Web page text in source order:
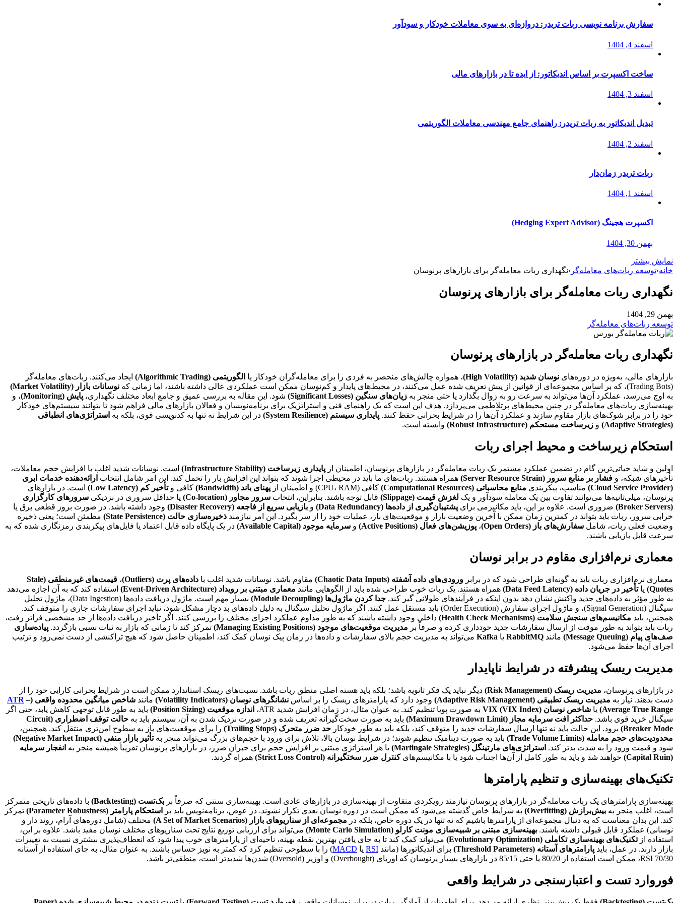
سفارش برنامه نویسی ربات تریدر: دروازه‌ای به سوی معاملات خودکار و سودآور
اسفند 4, 1404
ساخت اکسپرت بر اساس اندیکاتور: از ایده تا در بازارهای مالی
اسفند 3, 1404
تبدیل اندیکاتور به ربات تریدر: راهنمای جامع مهندسی معاملات الگوریتمی
اسفند 2, 1404
ربات تریدر زمان‌دار
اسفند 1, 1404
اکسپرت هجینگ (Hedging Expert Advisor)
بهمن 30, 1404
نمایش بیشتر
خانه›توسعه ربات‌های معامله‌گر ›نگهداری ربات معامله‌گر برای بازارهای پرنوسان
نگهداری ربات معامله‌گر برای بازارهای پرنوسان
بهمن 29, 1404
توسعه ربات‌های معامله‌گر
نگهداری ربات معامله‌گر در بازارهای پرنوسان
بازارهای مالی، به‌ویژه در دوره‌های نوسان شدید (High Volatility) ، همواره چالش‌های منحصر به فردی را برای معامله‌گران خودکار یا الگوریتمی (Algorithmic Trading)
ایجاد می‌کنند. ربات‌های معامله‌گر
(Trading Bots)، که بر اساس مجموعه‌ای از قوانین از پیش تعریف شده عمل می‌کنند، در محیط‌های پایدار و کم‌نوسان ممکن است عملکردی عالی داشته باشند، اما زمانی که
نوسانات بازار (Market Volatility)
به اوج می‌رسد، عملکرد آن‌ها می‌تواند به سرعت رو به زوال بگذارد یا حتی منجر به زیان‌های سنگین (Significant Losses) شود. این مقاله به بررسی عمیق و جامع ابعاد مختلف نگهداری، پایش (Monitoring)
، و
بهینه‌سازی ربات‌های معامله‌گر در چنین محیط‌های پرتلاطمی می‌پردازد. هدف این است که یک راهنمای فنی و استراتژیک برای برنامه‌نویسان و فعالان بازارهای مالی فراهم شود تا بتوانند سیستم‌های خودکار
خود را در برابر شوک‌های بازار مقاوم سازند و عملکرد آن‌ها را در شرایط بحرانی حفظ کنند. پایداری سیستم (System Resilience) در این شرایط نه تنها به کدنویسی قوی، بلکه به استراتژی‌های انطباقی
(Adaptive Strategies)
و زیرساخت مستحکم (Robust Infrastructure) وابسته است.
استحکام زیرساخت و محیط اجرای ربات
اولین و شاید حیاتی‌ترین گام در تضمین عملکرد مستمر یک ربات معامله‌گر در بازارهای پرنوسان، اطمینان از پایداری زیرساخت (Infrastructure Stability)
است. نوسانات شدید اغلب با افزایش حجم معاملات،
تأخیرهای شبکه، و فشار بر منابع سرور (Server Resource Strain) همراه هستند. ربات‌های ما باید در محیطی اجرا شوند که بتواند این افزایش بار را تحمل کند. این امر شامل انتخاب ارائه‌دهنده خدمات ابری
(Cloud Service Provider)
مناسب، پیکربندی منابع محاسباتی (Computational Resources) کافی (CPU، RAM) و اطمینان از پهنای باند (Bandwidth) کافی وتأخیر کم (Low Latency)
است. در بازارهای
پرنوسان، میلی‌ثانیه‌ها می‌توانند تفاوت بین یک معامله سودآور و یک لغزش قیمت (Slippage) قابل توجه باشند. بنابراین، انتخاب سرور مجاور (Co-location) یا حداقل سروری در نزدیکی سرورهای کارگزاری
(Broker Servers)
ضروری است. علاوه بر این، باید مکانیزمی برای پشتیبان‌گیری از داده‌ها (Data Redundancy) و بازیابی سریع از فاجعه (Disaster Recovery)
وجود داشته باشد. در صورت بروز قطعی برق یا
خرابی سرور، ربات باید بتواند در کمترین زمان ممکن با آخرین وضعیت بازار و موقعیت‌های باز، عملیات خود را از سر بگیرد. این امر نیازمند ذخیره‌سازی حالت (State Persistence)
مطمئن است؛ یعنی ذخیره
وضعیت فعلی ربات، شامل سفارش‌های باز (Open Orders) ، پوزیشن‌های فعال (Active Positions) و سرمایه موجود (Available Capital)
در یک پایگاه داده قابل اعتماد یا فایل‌های پیکربندی رمزنگاری شده که به
سرعت قابل بازیابی باشند.
معماری نرم‌افزاری مقاوم در برابر نوسان
معماری نرم‌افزاری ربات باید به گونه‌ای طراحی شود که در برابر ورودی‌های داده آشفته (Chaotic Data Inputs) مقاوم باشد. نوسانات شدید اغلب با داده‌های پرت (Outliers) ،
قیمت‌های غیرمنطقی (Stale
Quotes) یاتأخیر در جریان داده (Data Feed Latency) همراه هستند. یک ربات خوب طراحی شده باید از الگوهایی مانند معماری مبتنی بر رویداد (Event-Driven Architecture)
استفاده کند که به آن اجازه می‌دهد
به طور مؤثر به داده‌های جدید واکنش نشان دهد بدون اینکه در فرآیندهای طولانی گیر کند. جدا کردن ماژول‌ها (Module Decoupling)
بسیار مهم است. ماژول دریافت داده‌ها (Data Ingestion)، ماژول تحلیل
سیگنال (Signal Generation)، و ماژول اجرای سفارش (Order Execution) باید مستقل عمل کنند. اگر ماژول تحلیل سیگنال به دلیل داده‌های بد دچار مشکل شود، نباید اجرای سفارشات جاری را متوقف کند.
همچنین، باید مکانیسم‌های سنجش سلامت (Health Check Mechanisms)
داخلی وجود داشته باشند که به طور مداوم عملکرد اجزای مختلف را بررسی کنند. اگر تأخیر دریافت داده‌ها از حد مشخصی فراتر رفت،
ربات باید بتواند به طور موقت از ارسال سفارشات جدید خودداری کرده و صرفاً بر مدیریت موقعیت‌های موجود (Managing Existing Positions) تمرکز کند تا زمانی که بازار به ثبات نسبی بازگردد. پیاده‌سازی
صف‌های پیام (Message Queuing)
مانند RabbitMQ یا Kafka می‌تواند به مدیریت حجم بالای سفارشات و داده‌ها در زمان پیک نوسان کمک کند، اطمینان حاصل شود که هیچ تراکنشی از دست نمی‌رود و ترتیب
اجرای آن‌ها حفظ می‌شود.
مدیریت ریسک پیشرفته در شرایط ناپایدار
در بازارهای پرنوسان، مدیریت ریسک (Risk Management)
دیگر نباید یک فکر ثانویه باشد؛ بلکه باید هسته اصلی منطق ربات باشد. نسبت‌های ریسک استاندارد ممکن است در شرایط بحرانی کارایی خود را از
دست بدهند. نیاز به مدیریت ریسک تطبیقی (Adaptive Risk Management) وجود دارد که پارامترهای ریسک را بر اساس نشانگرهای نوسان (Volatility Indicators) مانند شاخص میانگین محدوده واقعی ( ATR –
Average True Range)
یا شاخص نوسان VIX (VIX Index) به صورت پویا تنظیم کند. به عنوان مثال، در زمان افزایش شدید ATR، اندازه موقعیت (Position Sizing)
باید به طور قابل توجهی کاهش یابد، حتی اگر
سیگنال خرید قوی باشد. حداکثر افت سرمایه مجاز (Maximum Drawdown Limit) باید به صورت سخت‌گیرانه تعریف شده و در صورت نزدیک شدن به آن، سیستم باید به
حالت توقف اضطراری (Circuit
Breaker Mode) برود. این حالت باید نه تنها ارسال سفارشات جدید را متوقف کند، بلکه باید به طور خودکار حد ضرر متحرک (Trailing Stops)
را برای موقعیت‌های باز به سطوح امن‌تری منتقل کند. همچنین،
محدودیت‌های حجم معامله (Trade Volume Limits)
باید به صورت دینامیک تنظیم شوند؛ در شرایط نوسان بالا، تلاش برای ورود با حجم‌های بزرگ می‌تواند منجر بهتأثیر بازار منفی (Negative Market Impact)
شود و قیمت ورود را به شدت بدتر کند. استراتژی‌های مارتینگل (Martingale Strategies) یا هر استراتژی مبتنی بر افزایش حجم برای جبران ضرر، در بازارهای پرنوسان تقریباً همیشه منجر به انفجار سرمایه
(Capital Ruin)
خواهند شد و باید به طور کامل از آن‌ها اجتناب شود یا با مکانیسم‌هایکنترل ضرر سختگیرانه (Strict Loss Control) همراه گردند.
تکنیک‌های بهینه‌سازی و تنظیم پارامترها
بهینه‌سازی پارامترهای یک ربات معامله‌گر در بازارهای پرنوسان نیازمند رویکردی متفاوت از بهینه‌سازی در بازارهای عادی است. بهینه‌سازی سنتی که صرفاً بر بک‌تست (Backtesting)
با داده‌های تاریخی متمرکز
است، اغلب منجر به بیش‌برازش (Overfitting) به شرایط خاص گذشته می‌شود که ممکن است در دوره نوسان بعدی تکرار نشوند. در عوض، برنامه‌نویس باید بر استحکام پارامتر (Parameter Robustness)
تمرکز
کند. این بدان معناست که به دنبال مجموعه‌ای از پارامترها باشیم که نه تنها در یک دوره خاص، بلکه در مجموعه‌ای از سناریوهای بازار (A Set of Market Scenarios)
مختلف (شامل دوره‌های آرام، روند دار و
نوسانی) عملکرد قابل قبولی داشته باشند. بهینه‌سازی مبتنی بر شبیه‌سازی مونت کارلو (Monte Carlo Simulation)
می‌تواند برای ارزیابی توزیع نتایج تحت سناریوهای مختلف نوسان مفید باشد. علاوه بر این،
استفاده ازتکنیک‌های بهینه‌سازی تکاملی (Evolutionary Optimization)
می‌تواند کمک کند تا به جای یافتن بهترین نقطه بهینه، ناحیه‌ای از پارامترهای خوب پیدا شود که انعطاف‌پذیری بیشتری نسبت به تغییرات
بازار دارند. در عمل، باید پارامترهای آستانه (Threshold Parameters) برای اندیکاتورها (مانند RSI یا MACD) را با سطوحی تنظیم کرد که کمتر به نویز حساس باشند. به عنوان مثال، به جای استفاده از آستانه
RSI 70/30، ممکن است استفاده از 80/20 یا حتی 85/15 در بازارهای بسیار پرنوسان که اوربای (Overbought) و اوزیر (Oversold) شدن‌ها شدیدتر است، منطقی‌تر باشد.
فوروارد تست و اعتبارسنجی در شرایط واقعی